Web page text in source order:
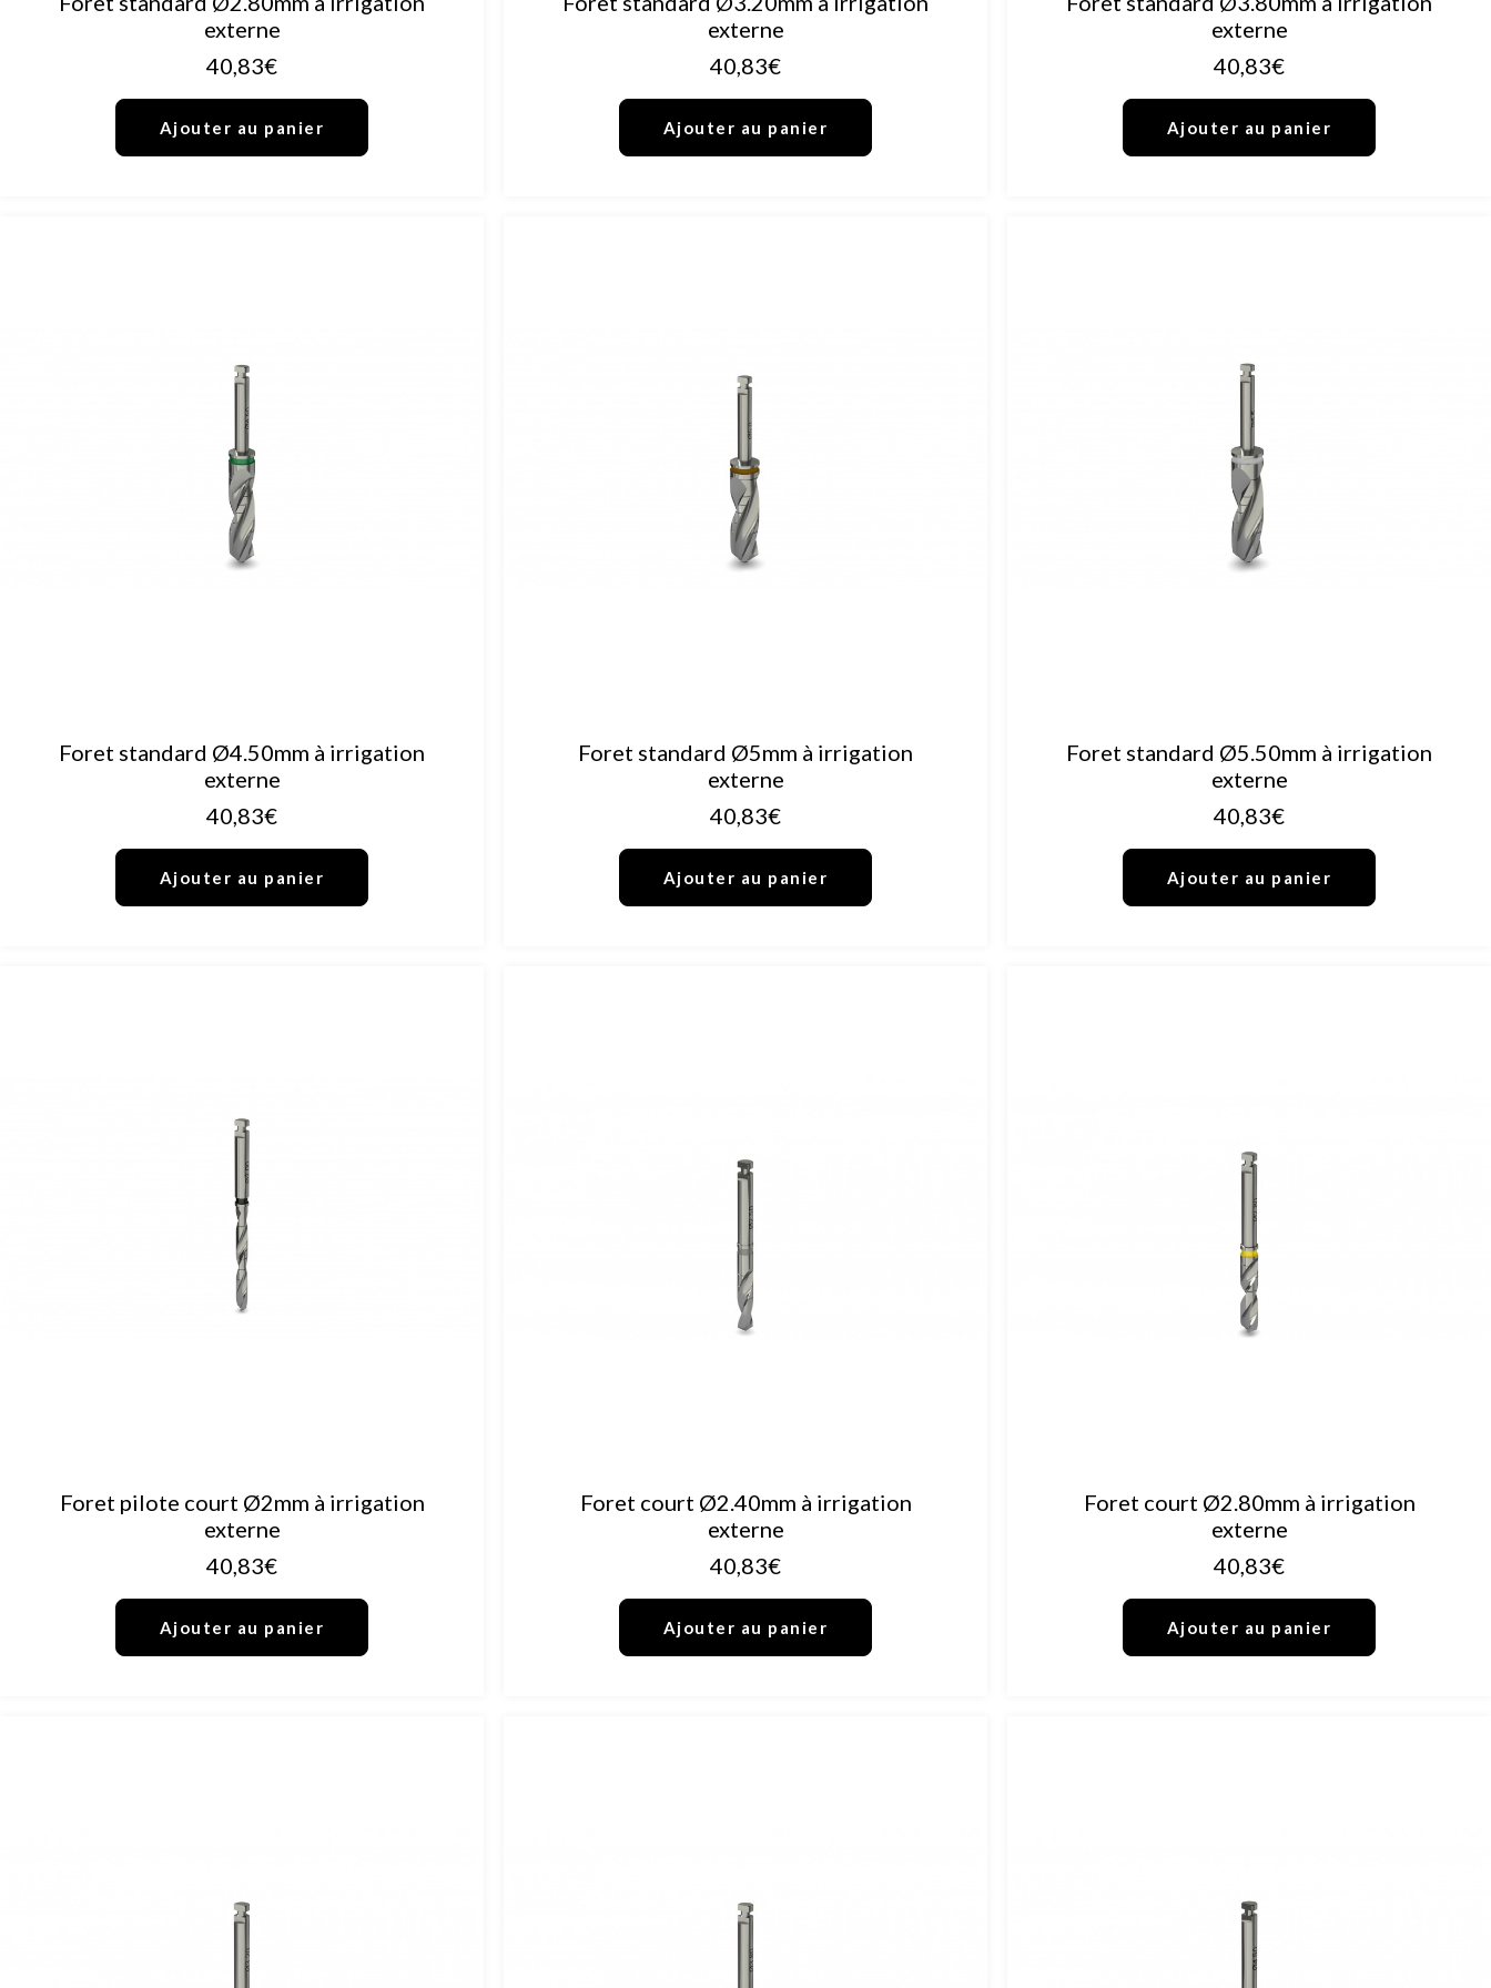
externe
40,83€
Ajouter au panier
externe
40,83€
Ajouter au panier
externe
40,83€
Ajouter au panier
AJOUTER AU PANIER
Foret standard Ø4.50mm à irrigation
externe
40,83€
Ajouter au panier
AJOUTER AU PANIER
Foret standard Ø5mm à irrigation
externe
40,83€
Ajouter au panier
AJOUTER AU PANIER
Foret standard Ø5.50mm à irrigation
externe
40,83€
Ajouter au panier
AJOUTER AU PANIER
Foret pilote court Ø2mm à irrigation
externe
40,83€
Ajouter au panier
AJOUTER AU PANIER
Foret court Ø2.40mm à irrigation
externe
40,83€
Ajouter au panier
AJOUTER AU PANIER
Foret court Ø2.80mm à irrigation
externe
40,83€
Ajouter au panier